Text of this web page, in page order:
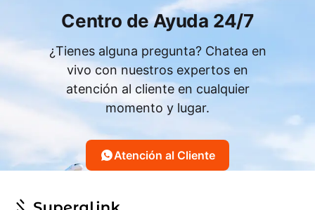
Centro de Ayuda 24/7
¿Tienes alguna pregunta? Chatea en
vivo con nuestros expertos en
atención al cliente en cualquier
momento y lugar.
Atención al Cliente